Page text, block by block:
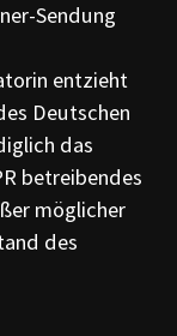
Sendung
entzieht
Deutschen
das
betreibendes
möglicher
des